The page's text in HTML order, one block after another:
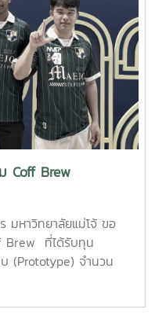
Coff Brew
มหาวิทยาลัยแม่โจ้ ขอ
Brew ที่ได้รับทุน
จำนวน
มื่อวันที่ 11 พฤษภาคม